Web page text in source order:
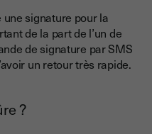
une signature pour la
de la part de l’un de
de signature par SMS
un retour très rapide.
?